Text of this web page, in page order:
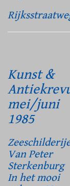
Kunst &
mei/juni
1985
Van Peter
Sterkenburg
In het mooi